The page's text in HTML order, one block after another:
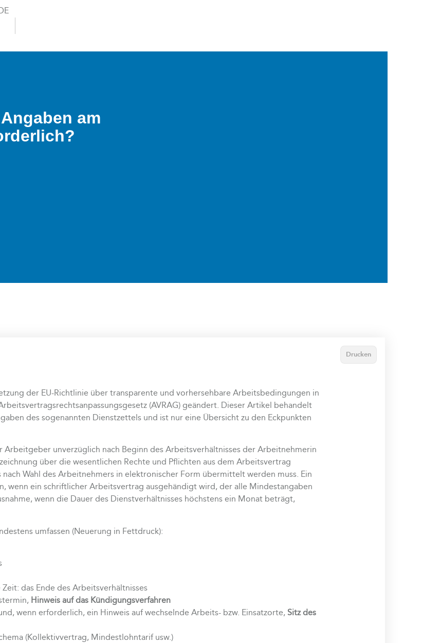
am
Drucken
der EU-Richtlinie über transparente und vorhersehbare Arbeitsbedingungen in
(AVRAG) geändert. Dieser Artikel behandelt
des sogenannten Dienstzettels und ist nur eine Übersicht zu den Eckpunkten
Arbeitgeber unverzüglich nach Beginn des Arbeitsverhältnisses der Arbeitnehmerin
über die wesentlichen Rechte und Pflichten aus dem Arbeitsvertrag
nach Wahl des Arbeitnehmers in elektronischer Form übermittelt werden muss. Ein
wenn ein schriftlicher Arbeitsvertrag ausgehändigt wird, der alle Mindestangaben
wenn die Dauer des Dienstverhältnisses höchstens ein Monat beträgt,
umfassen (Neuerung in Fettdruck):
das Ende des Arbeitsverhältnisses
Hinweis auf das Kündigungsverfahren
wenn erforderlich, ein Hinweis auf wechselnde Arbeits- bzw. Einsatzorte, Sitz des
(Kollektivvertrag, Mindestlohntarif usw.)